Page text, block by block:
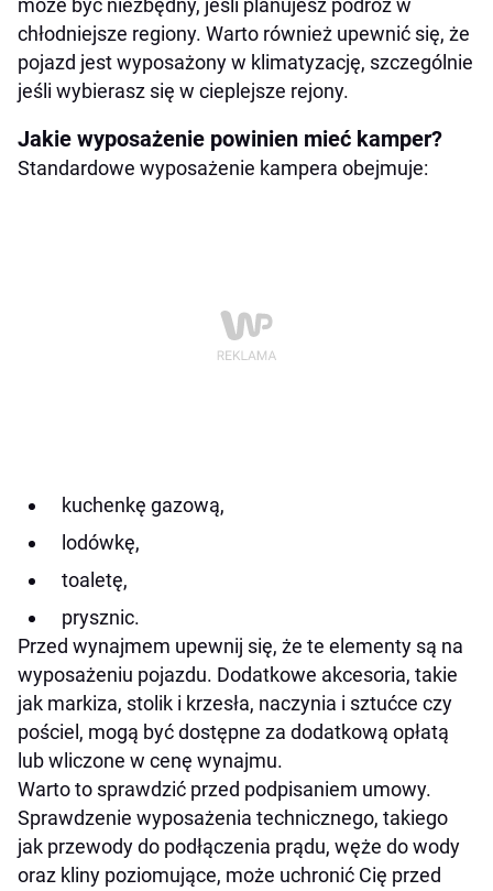
może być niezbędny, jeśli planujesz podróż w
chłodniejsze regiony. Warto również upewnić się, że
pojazd jest wyposażony w klimatyzację, szczególnie
jeśli wybierasz się w cieplejsze rejony.
Jakie wyposażenie powinien mieć kamper?
Standardowe wyposażenie kampera obejmuje:
kuchenkę gazową,
lodówkę,
toaletę,
prysznic.
Przed wynajmem upewnij się, że te elementy są na
wyposażeniu pojazdu. Dodatkowe akcesoria, takie
jak markiza, stolik i krzesła, naczynia i sztućce czy
pościel, mogą być dostępne za dodatkową opłatą
lub wliczone w cenę wynajmu.
Warto to sprawdzić przed podpisaniem umowy.
Sprawdzenie wyposażenia technicznego, takiego
jak przewody do podłączenia prądu, węże do wody
oraz kliny poziomujące, może uchronić Cię przed